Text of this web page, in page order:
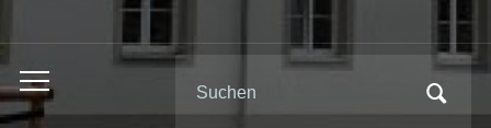
Toggle
mobile
Search
for: